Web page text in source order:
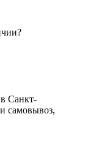
Санкт-
самовывоз,